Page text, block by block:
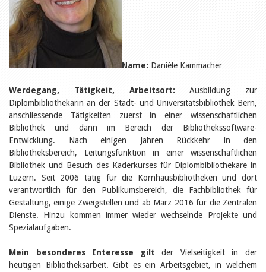
Lesetipps
Tags
Aus- und Weiterbildung
Veranstaltungen
Kinder- und Jugendmedien
Zielpublikum Kinder und
Jugendliche
Einmalige Beiträge
Bibliotheksangebote
Bibliosuisse
Kantonale
Unterstützungsbeiträge
Rezensionen
Schweizer Literatur
Alle Tags
Autoren
Birgit Libiszewski
Sandra Dettwyler
Sibylle Birrer
Name: Danièle Kammacher
Werdegang, Tätigkeit, Arbeitsort: Ausbildung zur
Diplombibliothekarin an der Stadt- und Universitätsbibliothek Bern,
anschliessende Tätigkeiten zuerst in einer wissenschaftlichen
Bibliothek und dann im Bereich der Bibliothekssoftware-
Entwicklung. Nach einigen Jahren Rückkehr in den
Bibliotheksbereich, Leitungsfunktion in einer wissenschaftlichen
Bibliothek und Besuch des Kaderkurses für Diplombibliothekare in
Luzern. Seit 2006 tätig für die Kornhausbibliotheken und dort
verantwortlich für den Publikumsbereich, die Fachbibliothek für
Gestaltung, einige Zweigstellen und ab März 2016 für die Zentralen
Dienste. Hinzu kommen immer wieder wechselnde Projekte und
Spezialaufgaben.
Mein besonderes Interesse gilt der Vielseitigkeit in der
heutigen Bibliotheksarbeit. Gibt es ein Arbeitsgebiet, in welchem